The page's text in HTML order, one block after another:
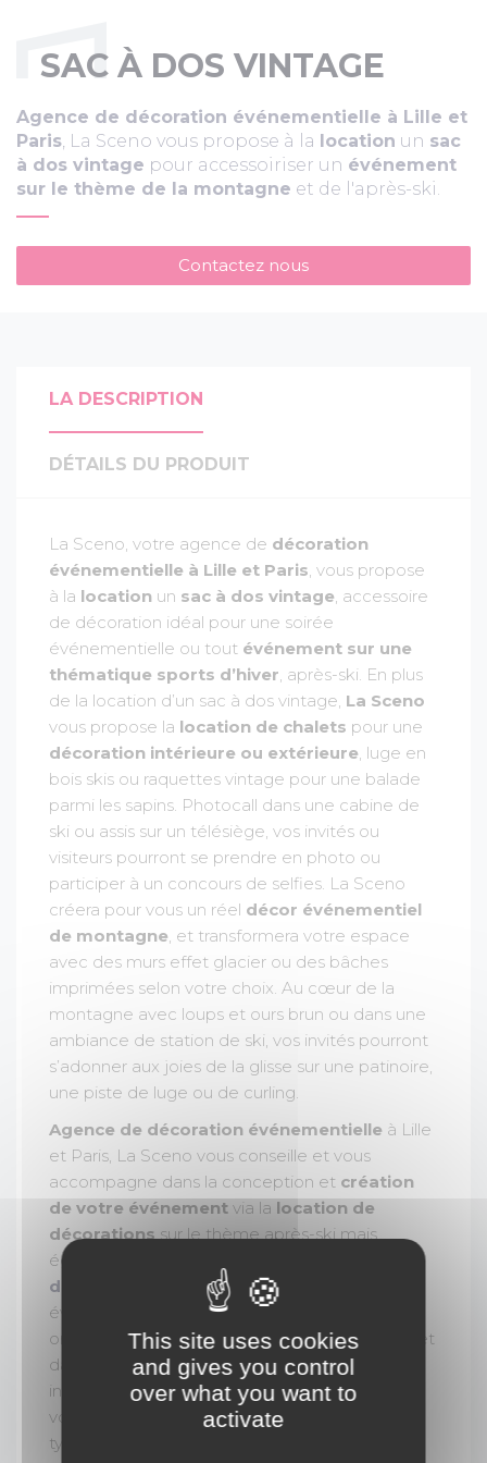
SAC À DOS VINTAGE
Agence de décoration événementielle à Lille et
Paris , La Sceno vous propose à la location un sac
à dos vintage pour accessoiriser un événement
sur le thème de la montagne et de l'après-ski.
Contactez nous
LA DESCRIPTION
DÉTAILS DU PRODUIT
La Sceno, votre agence de décoration
événementielle à Lille et Paris , vous propose
à la location un sac à dos vintage , accessoire
de décoration idéal pour une soirée
événementielle ou tout événement sur une
thématique sports d’hiver , après-ski. En plus
de la location d’un sac à dos vintage, La Sceno
vous propose la location de chalets pour une
décoration intérieure ou extérieure , luge en
bois skis ou raquettes vintage pour une balade
parmi les sapins. Photocall dans une cabine de
ski ou assis sur un télésiège, vos invités ou
visiteurs pourront se prendre en photo ou
participer à un concours de selfies. La Sceno
créera pour vous un réel décor événementiel
de montagne , et transformera votre espace
avec des murs effet glacier ou des bâches
imprimées selon votre choix. Au cœur de la
montagne avec loups et ours brun ou dans une
ambiance de station de ski, vos invités pourront
s’adonner aux joies de la glisse sur une patinoire,
une piste de luge ou de curling.
Agence de décoration événementielle à Lille
et Paris, La Sceno vous conseille et vous
accompagne dans la conception et création
de votre événement via la location de
décorations sur le thème après-ski mais
également la
décors
. La Sceno, c'est l'assurance d'avoir un
événement clé en main, conçu, organisé et
orchestré de A à Z, de manière personnalisée et
dans le respect de votre budget. La Sceno
intervient partout en France et à l'étranger, sur
votre site, en outdoor ou en indoor pour tout
type d'événements (
This site uses cookies
and gives you control
over what you want to
activate